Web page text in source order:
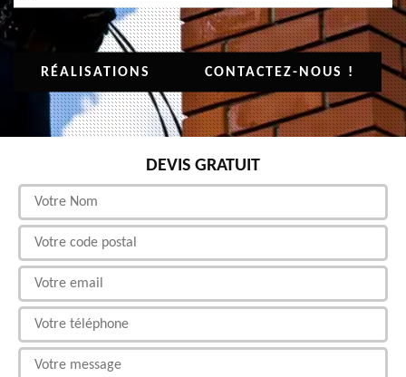
RÉALISATIONS CONTACTEZ-NOUS !
DEVIS GRATUIT